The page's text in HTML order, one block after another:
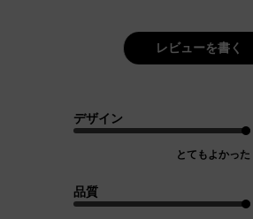
レビューを書く
デザイン
とてもよかった
品質